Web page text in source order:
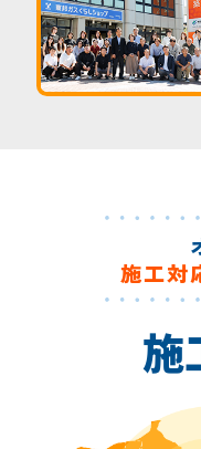
施工対
施